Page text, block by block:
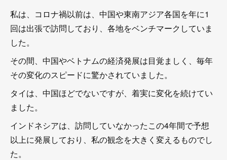
私は、コロナ禍以前は、中国や東南アジア各国を年に1
回は出張で訪問しており、各地をベンチマークしていま
した。
その間、中国やベトナムの経済発展は目覚ましく、毎年
その変化のスピードに驚かされていました。
タイは、中国ほどでないですが、着実に変化を続けてい
ました。
インドネシアは、訪問していなかったこの4年間で予想
以上に発展しており、私の観念を大きく変えるものでし
た。